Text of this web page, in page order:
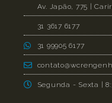
Av. Japão, 775 |
31 3617 6177
31 99905 6177
Segunda - Sexta |